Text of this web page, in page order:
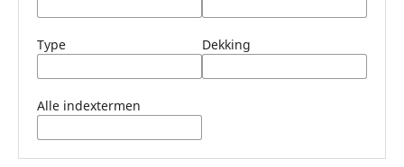
Type Dekking
Alle indextermen